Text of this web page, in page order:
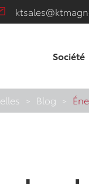
Société
Blog